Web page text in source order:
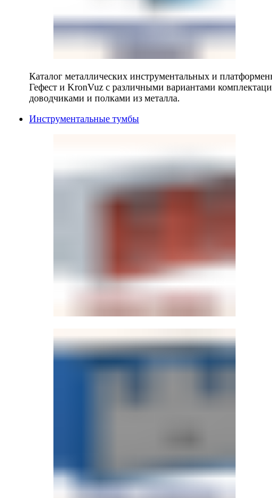
Каталог металлических инструментальных и
Гефест и KronVuz с различными вариантами
доводчиками и полками из металла.
Инструментальные тумбы